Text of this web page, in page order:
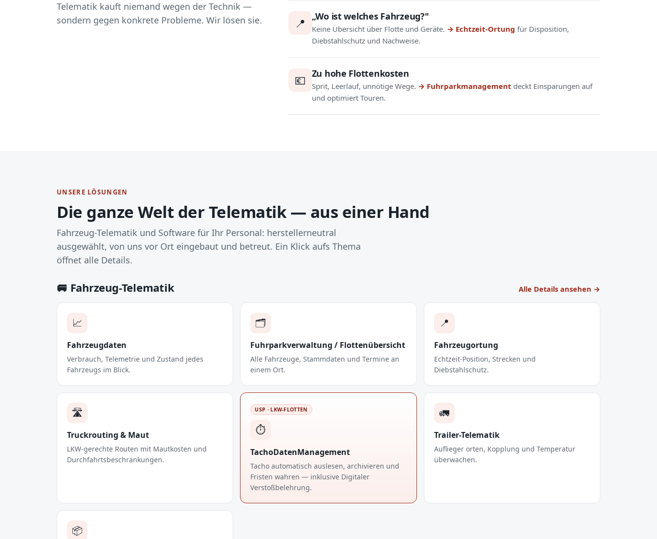
Telematik kauft niemand wegen der Technik —
sondern gegen konkrete Probleme. Wir lösen sie.
📍 „Wo ist welches Fahrzeug?"
Keine Übersicht über Flotte und Geräte. → Echtzeit-Ortung für Disposition,
Diebstahlschutz und Nachweise.
💶 Zu hohe Flottenkosten
Sprit, Leerlauf, unnötige Wege. → Fuhrparkmanagement deckt Einsparungen auf
und optimiert Touren.
UNSERE LÖSUNGEN
Die ganze Welt der Telematik — aus einer Hand
Fahrzeug-Telematik und Software für Ihr Personal: herstellerneutral
ausgewählt, von uns vor Ort eingebaut und betreut. Ein Klick aufs Thema
öffnet alle Details.
🚐 Fahrzeug-Telematik Alle Details ansehen →
📈
Fahrzeugdaten
Verbrauch, Telemetrie und Zustand jedes
Fahrzeugs im Blick.
🗂️
Fuhrparkverwaltung / Flottenübersicht
Alle Fahrzeuge, Stammdaten und Termine an
einem Ort.
📍
Fahrzeugortung
Echtzeit-Position, Strecken und
Diebstahlschutz.
🛣️
Truckrouting & Maut
LKW-gerechte Routen mit Mautkosten und
Durchfahrtsbeschränkungen.
USP · LKW-FLOTTEN
⏱️
TachoDatenManagement
Tacho automatisch auslesen, archivieren und
Fristen wahren — inklusive Digitaler
Verstoßbelehrung.
🚛
Trailer-Telematik
Auflieger orten, Kopplung und Temperatur
überwachen.
📦